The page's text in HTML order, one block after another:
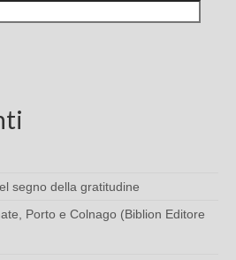
segno della gratitudine
Porto e Colnago (Biblion Editore